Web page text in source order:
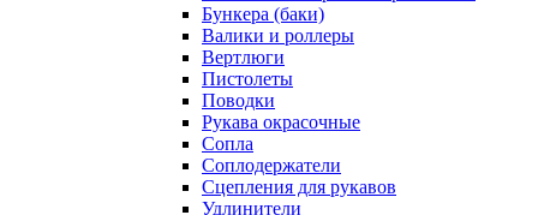
Бункера (баки)
Валики и роллеры
Вертлюги
Пистолеты
Поводки
Рукава окрасочные
Сопла
Соплодержатели
Сцепления для рукавов
Удлинители